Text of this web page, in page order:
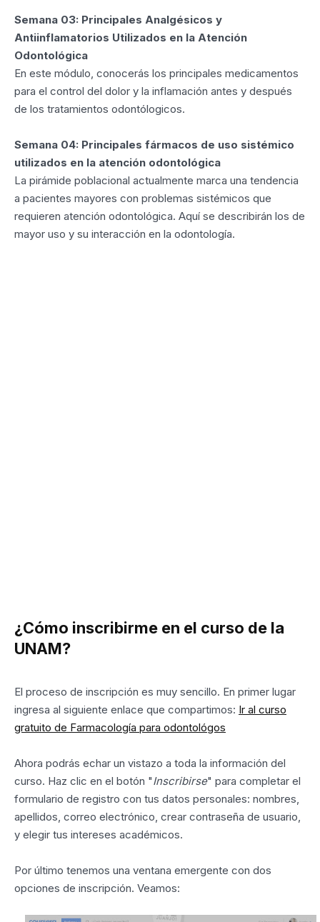
Semana 03: Principales Analgésicos y
Antiinflamatorios Utilizados en la Atención
Odontológica
En este módulo, conocerás los principales medicamentos
para el control del dolor y la inflamación antes y después
de los tratamientos odontólogicos.
Semana 04: Principales fármacos de uso sistémico
utilizados en la atención odontológica
La pirámide poblacional actualmente marca una tendencia
a pacientes mayores con problemas sistémicos que
requieren atención odontológica. Aquí se describirán los de
mayor uso y su interacción en la odontología.
¿Cómo inscribirme en el curso de la
UNAM?
El proceso de inscripción es muy sencillo. En primer lugar
ingresa al siguiente enlace que compartimos: Ir al curso
gratuito de Farmacología para odontológos
Ahora podrás echar un vistazo a toda la información del
curso. Haz clic en el botón "Inscribirse" para completar el
formulario de registro con tus datos personales: nombres,
apellidos, correo electrónico, crear contraseña de usuario,
y elegir tus intereses académicos.
Por último tenemos una ventana emergente con dos
opciones de inscripción. Veamos: